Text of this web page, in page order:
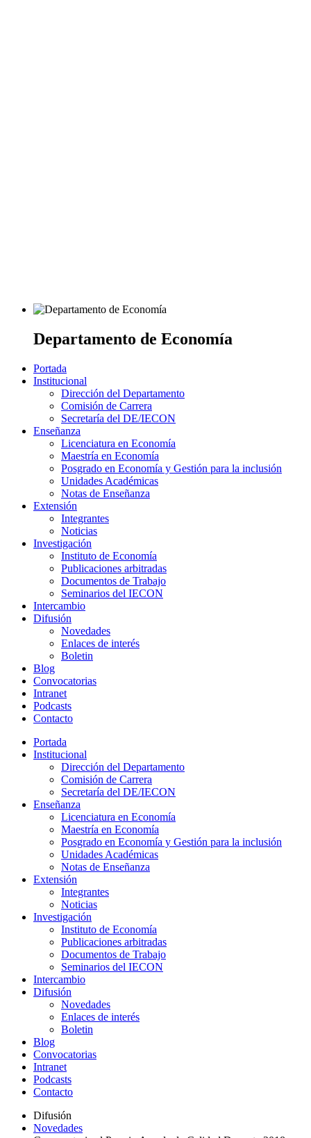
Departamento de Economía
Portada
Institucional
Dirección del Departamento
Comisión de Carrera
Secretaría del DE/IECON
Enseñanza
Licenciatura en Economía
Maestría en Economía
Posgrado en Economía y Gestión para la inclusión
Unidades Académicas
Notas de Enseñanza
Extensión
Integrantes
Noticias
Investigación
Instituto de Economía
Publicaciones arbitradas
Documentos de Trabajo
Seminarios del IECON
Intercambio
Difusión
Novedades
Enlaces de interés
Boletin
Blog
Convocatorias
Intranet
Podcasts
Contacto
Portada
Institucional
Dirección del Departamento
Comisión de Carrera
Secretaría del DE/IECON
Enseñanza
Licenciatura en Economía
Maestría en Economía
Posgrado en Economía y Gestión para la inclusión
Unidades Académicas
Notas de Enseñanza
Extensión
Integrantes
Noticias
Investigación
Instituto de Economía
Publicaciones arbitradas
Documentos de Trabajo
Seminarios del IECON
Intercambio
Difusión
Novedades
Enlaces de interés
Boletin
Blog
Convocatorias
Intranet
Podcasts
Contacto
Difusión
Novedades